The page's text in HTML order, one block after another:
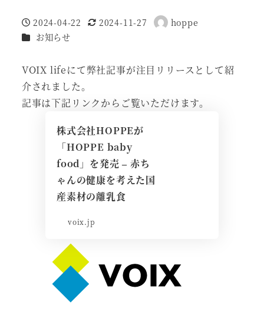
投稿日
2024-04-22
更新日
2024-11-27
著
hoppe
カテゴリー
お知らせ
VOIX lifeにて弊社記事が注目リリースとして紹
介されました。
記事は下記リンクからご覧いただけます。
株式会社HOPPEが
「HOPPE baby
food」を発売 – 赤ち
ゃんの健康を考えた国
産素材の離乳食
voix.jp